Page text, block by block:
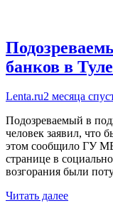
банков в
Lenta.ru2 месяца
Подозреваемый в
человек заявил, что
этом сообщило ГУ
странице в
возгорания были
Читать далее